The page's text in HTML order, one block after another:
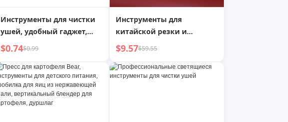
Инструменты для чистки
ушей, удобный гаджет,
промывка ушей,
заполнение, шприц для
ушей, всасывание ушной
серы
$0.74$0.99
Инструменты для
китайской резки и
соскабливания
$9.57$59.55